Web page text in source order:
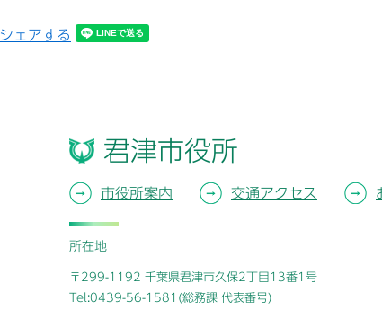
シェアする
君津市役所
市役所案内 交通アクセス
所在地
〒299-1192 千葉県君津市久保2丁目13番1号
Tel:0439-56-1581(総務課 代表番号)